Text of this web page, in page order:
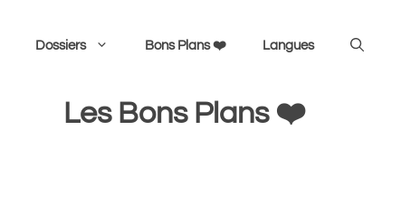
Dossiers Bons Plans ❤️ Langues
Les Bons Plans ❤️